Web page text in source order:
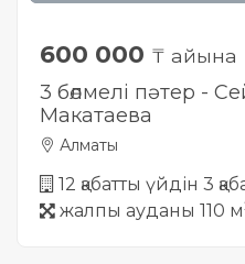
600 000 ₸ айына
3 бөлмелі пәтер -
Макатаева
Алматы
12 қабатты үйдін 3
жалпы ауданы 110 м